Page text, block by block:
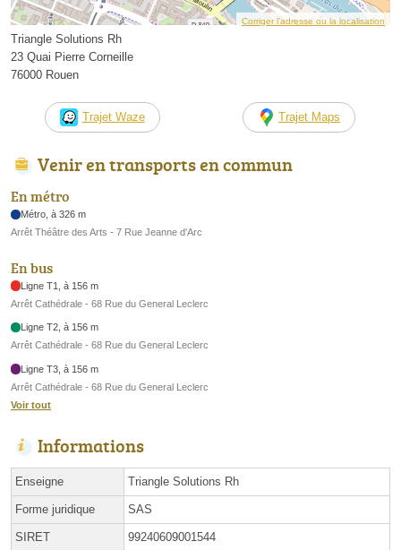
Corriger l’adresse ou la localisation
Triangle Solutions Rh
23 Quai Pierre Corneille
76000 Rouen
Trajet Waze Trajet Maps
Venir en transports en commun
En métro
Métro, à 326 m
Arrêt Théâtre des Arts - 7 Rue Jeanne d'Arc
En bus
Ligne T1, à 156 m
Arrêt Cathédrale - 68 Rue du General Leclerc
Ligne T2, à 156 m
Arrêt Cathédrale - 68 Rue du General Leclerc
Ligne T3, à 156 m
Arrêt Cathédrale - 68 Rue du General Leclerc
Voir tout
Informations
Enseigne Triangle Solutions Rh
Forme juridique SAS
SIRET 99240609001544